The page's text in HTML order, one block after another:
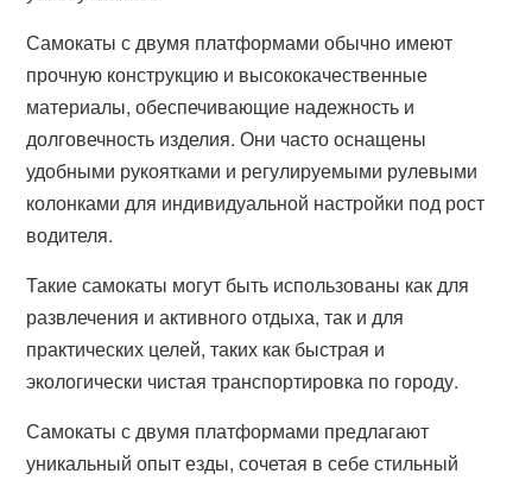
Самокаты с двумя платформами обычно имеют
прочную конструкцию и высококачественные
материалы, обеспечивающие надежность и
долговечность изделия. Они часто оснащены
удобными рукоятками и регулируемыми рулевыми
колонками для индивидуальной настройки под рост
водителя.
Такие самокаты могут быть использованы как для
развлечения и активного отдыха, так и для
практических целей, таких как быстрая и
экологически чистая транспортировка по городу.
Самокаты с двумя платформами предлагают
уникальный опыт езды, сочетая в себе стильный